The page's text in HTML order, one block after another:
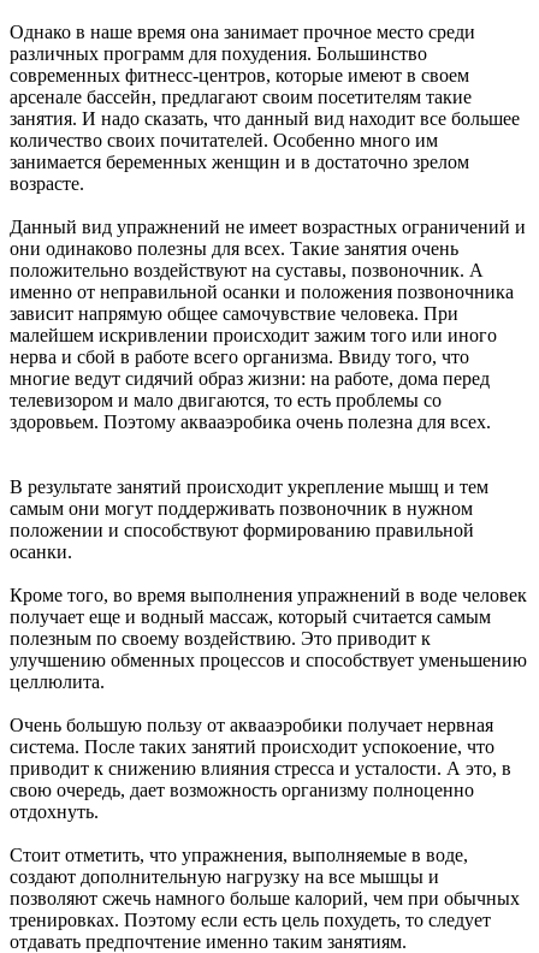
Однако в наше время она занимает прочное место среди
различных программ для похудения. Большинство
современных фитнесс-центров, которые имеют в своем
арсенале бассейн, предлагают своим посетителям такие
занятия. И надо сказать, что данный вид находит все большее
количество своих почитателей. Особенно много им
занимается беременных женщин и в достаточно зрелом
возрасте.
Данный вид упражнений не имеет возрастных ограничений и
они одинаково полезны для всех. Такие занятия очень
положительно воздействуют на суставы, позвоночник. А
именно от неправильной осанки и положения позвоночника
зависит напрямую общее самочувствие человека. При
малейшем искривлении происходит зажим того или иного
нерва и сбой в работе всего организма. Ввиду того, что
многие ведут сидячий образ жизни: на работе, дома перед
телевизором и мало двигаются, то есть проблемы со
здоровьем. Поэтому аквааэробика очень полезна для всех.
В результате занятий происходит укрепление мышц и тем
самым они могут поддерживать позвоночник в нужном
положении и способствуют формированию правильной
осанки.
Кроме того, во время выполнения упражнений в воде человек
получает еще и водный массаж, который считается самым
полезным по своему воздействию. Это приводит к
улучшению обменных процессов и способствует уменьшению
целлюлита.
Очень большую пользу от аквааэробики получает нервная
система. После таких занятий происходит успокоение, что
приводит к снижению влияния стресса и усталости. А это, в
свою очередь, дает возможность организму полноценно
отдохнуть.
Стоит отметить, что упражнения, выполняемые в воде,
создают дополнительную нагрузку на все мышцы и
позволяют сжечь намного больше калорий, чем при обычных
тренировках. Поэтому если есть цель похудеть, то следует
отдавать предпочтение именно таким занятиям.